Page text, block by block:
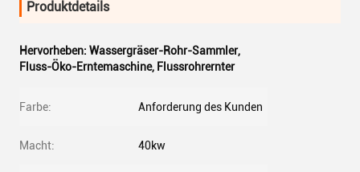
Produktdetails
Hervorheben: Wassergräser-Rohr-Sammler,
Fluss-Öko-Erntemaschine, Flussrohrernter
Farbe: Anforderung des Kunden
Macht: 40kw